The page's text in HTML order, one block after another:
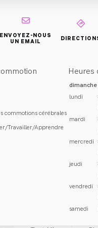
Appeler
ENVOYEZ-NOUS
UN EMAIL
commotions cérébrales
Travailler/Apprendre
Heures
dimanche
lundi
mardi
mercredi
jeudi
vendredi
samedi